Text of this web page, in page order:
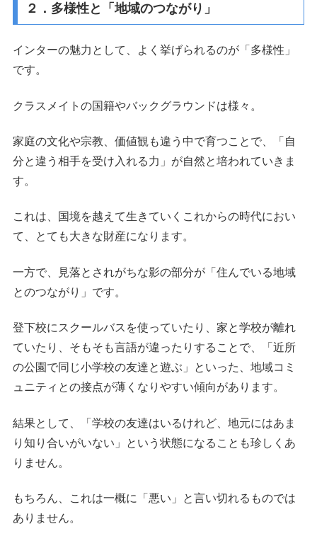
２．多様性と「地域のつながり」
インターの魅力として、よく挙げられるのが「多様性」
です。
クラスメイトの国籍やバックグラウンドは様々。
家庭の文化や宗教、価値観も違う中で育つことで、「自
分と違う相手を受け入れる力」が自然と培われていきま
す。
これは、国境を越えて生きていくこれからの時代におい
て、とても大きな財産になります。
一方で、
見落とされがちな影の部分が「住んでいる地域
とのつながり」です。
登下校にスクールバスを使っていたり、家と学校が離れ
ていたり、そもそも言語が違ったりすることで、「近所
の公園で同じ小学校の友達と遊ぶ」といった、地域コミ
ュニティとの接点が薄くなりやすい傾向があります。
結果として、「学校の友達はいるけれど、地元にはあま
り知り合いがいない」という状態になることも珍しくあ
りません。
もちろん、これは一概に「悪い」と言い切れるものでは
ありません。